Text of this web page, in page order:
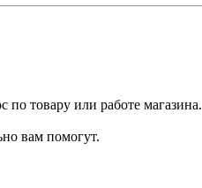
товару или работе магазина.
вам помогут.